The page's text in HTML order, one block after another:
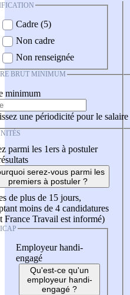
Cadre (5)
Non cadre
Non renseignée
BRUT MINIMUM
minimum
une périodicité pour le salaire
parmi les 1ers à postuler
serez-vous parmi les
premiers à postuler ?
de plus de 15 jours,
moins de 4 candidatures
France Travail est informé)
Employeur handi-
engagé
Qu'est-ce qu'un
employeur handi-
engagé ?